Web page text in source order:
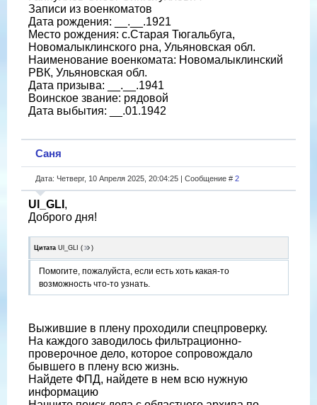
Записи из военкоматов
Дата рождения: __.__.1921
Место рождения: с.Старая Тюгальбуга,
Новомалыклинского рна, Ульяновская обл.
Наименование военкомата: Новомалыклинский
РВК, Ульяновская обл.
Дата призыва: __.__.1941
Воинское звание: рядовой
Дата выбытия: __.01.1942
Саня
Дата: Четверг, 10 Апреля 2025, 20:04:25 | Сообщение # 2
Ul_GLI ,
Доброго дня!
Цитата Ul_GLI ( )
Помогите, пожалуйста, если есть хоть какая-то
возможность что-то узнать.
Выжившие в плену проходили спецпроверку.
На каждого заводилось фильтрационно-
проверочное дело, которое сопровождало
бывшего в плену всю жизнь.
Найдете ФПД, найдете в нем всю нужную
информацию